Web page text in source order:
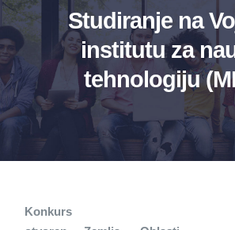
Studiranje na
institutu za
tehnologiju
Konkurs